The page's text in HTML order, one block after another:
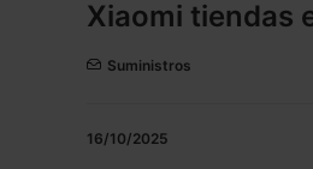
Xiaomi tiendas
Suministros
16/10/2025